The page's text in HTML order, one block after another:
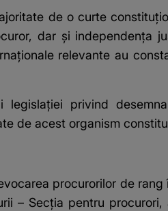
de o curte
dar şi independenţa
relevante au
privind
de acest organism
procurorilor de
– Secţia pentru